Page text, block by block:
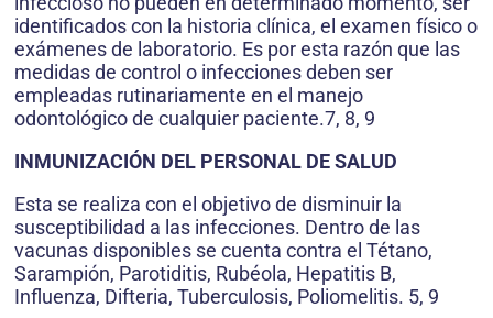
identificados con la historia clínica, el examen físico o
exámenes de laboratorio. Es por esta razón que las
medidas de control o infecciones deben ser
empleadas rutinariamente en el manejo
odontológico de cualquier paciente.7, 8, 9
INMUNIZACIÓN DEL PERSONAL DE SALUD
Esta se realiza con el objetivo de disminuir la
susceptibilidad a las infecciones. Dentro de las
vacunas disponibles se cuenta contra el Tétano,
Sarampión, Parotiditis, Rubéola, Hepatitis B,
Influenza, Difteria, Tuberculosis, Poliomelitis. 5, 9